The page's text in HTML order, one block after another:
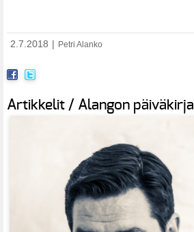
2.7.2018 Petri Alanko
Artikkelit / Alangon päiväkirja